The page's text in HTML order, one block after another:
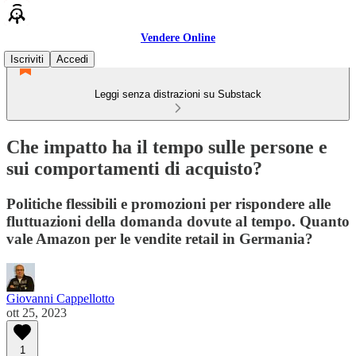
Vendere Online
Iscriviti
Accedi
Leggi senza distrazioni su Substack
Che impatto ha il tempo sulle persone e
sui comportamenti di acquisto?
Politiche flessibili e promozioni per rispondere alle
fluttuazioni della domanda dovute al tempo. Quanto
vale Amazon per le vendite retail in Germania?
Giovanni Cappellotto
ott 25, 2023
1